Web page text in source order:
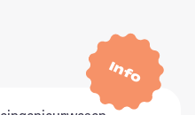
Info